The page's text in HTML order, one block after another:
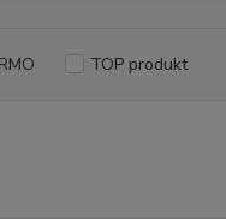
TOP produkt